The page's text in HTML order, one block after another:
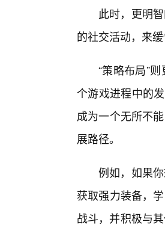
此时，更明
的社交活动，来
“策略布局”
个游戏进程中的
成为一个无所不
展路径。
例如，如果
获取强力装备，
战斗，并积极与